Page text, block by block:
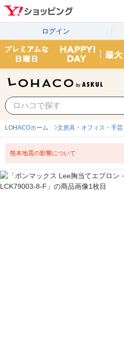
ログイン
LOHACOホーム 文房具・オフィス・手芸
熊本地震の影響について